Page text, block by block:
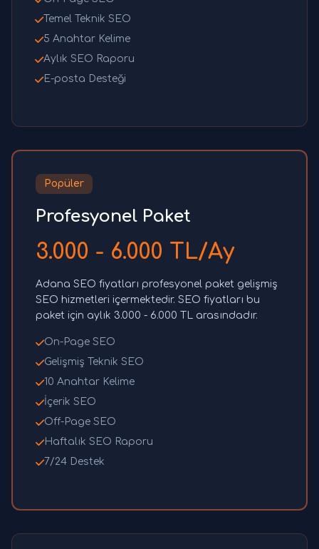
Temel Teknik SEO
5 Anahtar Kelime
Aylık SEO Raporu
E-posta Desteği
Popüler
Profesyonel Paket
3.000 - 6.000 TL/Ay
Adana SEO fiyatları profesyonel paket gelişmiş
SEO hizmetleri içermektedir. SEO fiyatları bu
paket için aylık 3.000 - 6.000 TL arasındadır.
On-Page SEO
Gelişmiş Teknik SEO
10 Anahtar Kelime
İçerik SEO
Off-Page SEO
Haftalık SEO Raporu
7/24 Destek